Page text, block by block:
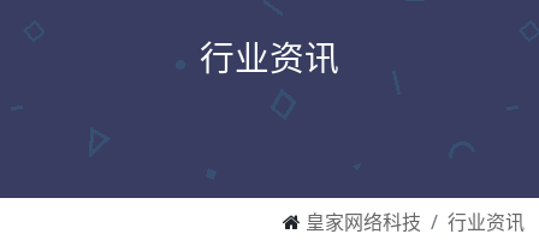
行业资讯
皇家网络科技 行业资讯